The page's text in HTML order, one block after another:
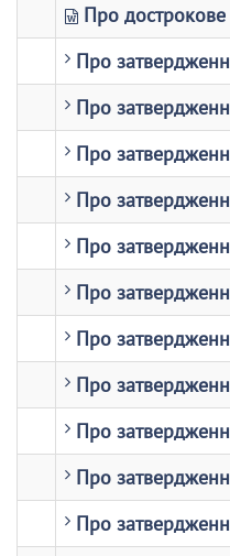
Про
Про
Про
Про
Про
Про
Про
Про
Про
Про
Про
Про